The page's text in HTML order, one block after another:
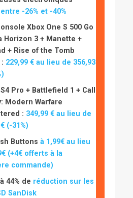
entre -26% et -40%
Xbox One S 500 Go
Horizon 3 + Manette +
+ Rise of the Tomb
229,99 € au lieu de 356,93
Pro + Battlefield 1 + Call
Modern Warfare
: 349,99 € au lieu de
(-31%)
Buttons à 1,99€ au lieu
(+4€ offerts à la
commande)
44% de réduction sur les
SanDisk